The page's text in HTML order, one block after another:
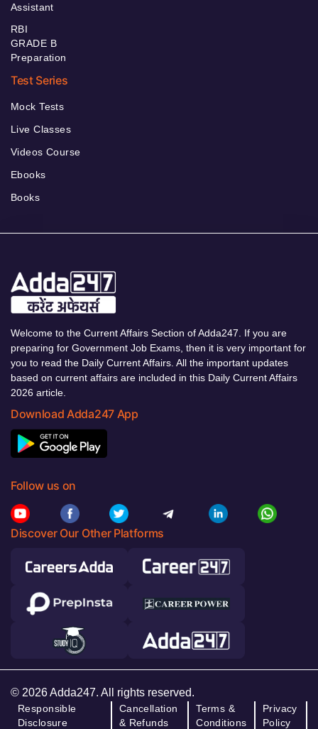
Assistant
RBI
GRADE B
Preparation
Test Series
Mock Tests
Live Classes
Videos Course
Ebooks
Books
Welcome to the Current Affairs Section of Adda247. If you are
preparing for Government Job Exams, then it is very important for
you to read the Daily Current Affairs. All the important updates
based on current affairs are included in this Daily Current Affairs
2026 article.
Download Adda247 App
Follow us on
Discover Our Other Platforms
© 2026 Adda247. All rights reserved.
Responsible
Disclosure
Cancellation
& Refunds
Terms &
Conditions
Privacy
Policy